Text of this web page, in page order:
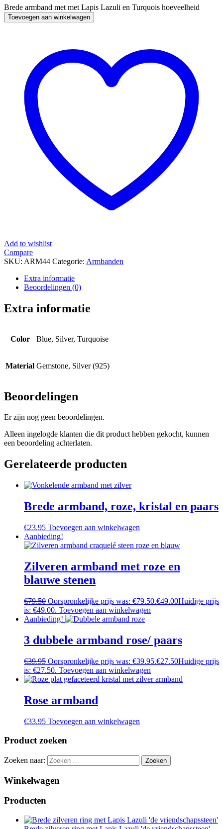
Brede armband met met Lapis Lazuli en Turquois hoeveelheid
Toevoegen aan winkelwagen
Add to wishlist
Compare
SKU: ARM44 Categorie: Armbanden
Extra informatie
Beoordelingen (0)
Extra informatie
Color Blue, Silver, Turquoise
Material Gemstone, Silver (925)
Beoordelingen
Er zijn nog geen beoordelingen.
Alleen ingelogde klanten die dit product hebben gekocht, kunnen
een beoordeling achterlaten.
Gerelateerde producten
Brede armband, roze, kristal en paars
€23.95 Toevoegen aan winkelwagen
Aanbieding!
Zilveren armband met roze en
blauwe stenen
€79.50 Oorspronkelijke prijs was: €79.50.€49.00Huidige prijs
is: €49.00. Toevoegen aan winkelwagen
Aanbieding!
3 dubbele armband rose/ paars
€39.95 Oorspronkelijke prijs was: €39.95.€27.50Huidige prijs
is: €27.50. Toevoegen aan winkelwagen
Rose armband
€33.95 Toevoegen aan winkelwagen
Product zoeken
Zoeken naar:
Winkelwagen
Producten